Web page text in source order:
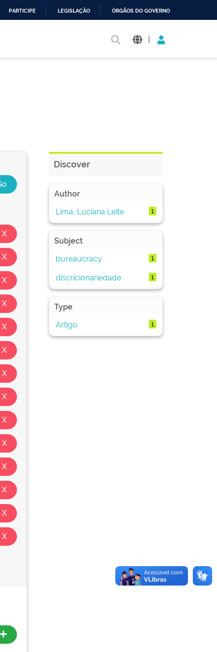
PARTICIPE LEGISLAÇÃO ÓRGÃOS DO GOVERNO
|
Discover
Author
Lima, Luciana Leite
1
Subject
bureaucracy
1
discricionariedade 1
Type
Artigo
1